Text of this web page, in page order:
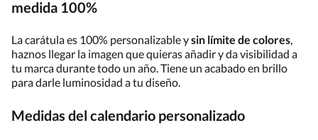
medida 100%
La carátula es 100% personalizable ysin límite de colores,
haznos llegar la imagen que quieras añadir y da visibilidad a
tu marca durante todo un año. Tiene un acabado en brillo
para darle luminosidad a tu diseño.
Medidas del calendario personalizado